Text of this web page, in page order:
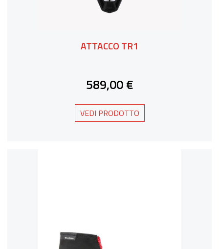
ATTACCO TR1
589,00 €
VEDI PRODOTTO